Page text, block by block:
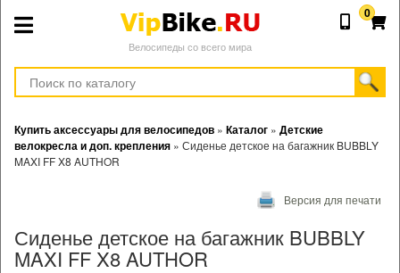
Велосипеды со всего мира
0
Купить аксессуары для велосипедов » Каталог » Детские
велокресла и доп. крепления » Сиденье детское на багажник BUBBLY
MAXI FF X8 AUTHOR
Версия для печати
Сиденье детское на багажник BUBBLY
MAXI FF X8 AUTHOR